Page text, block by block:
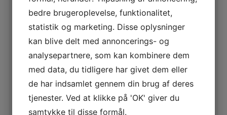
produktkort.
RELATEREDE VARER
KLATREVÆG, TIL VÆGMONTERING
LÆS MERE
bedre brugeroplevelse, funktionalitet,
statistik og marketing. Disse oplysninger
kan blive delt med annoncerings- og
analysepartnere, som kan kombinere dem
med data, du tidligere har givet dem eller
de har indsamlet gennem din brug af deres
tjenester. Ved at klikke på 'OK' giver du
samtykke til disse formål.